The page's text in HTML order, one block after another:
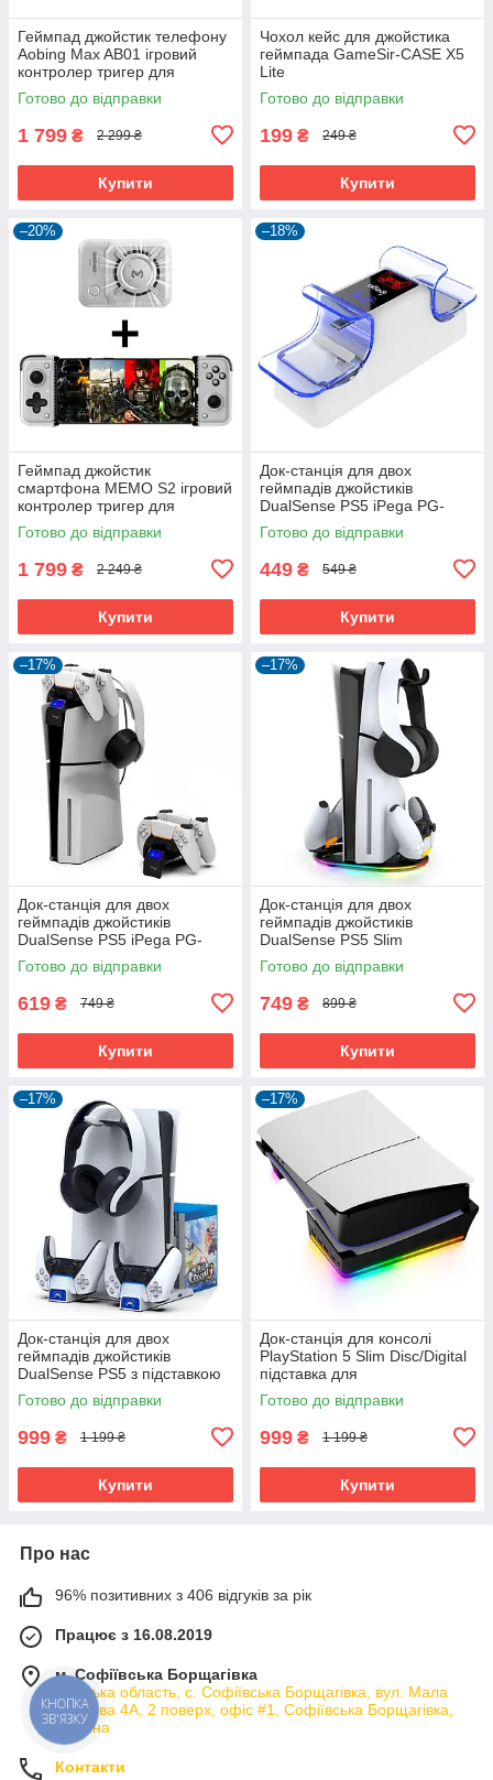
Геймпад джойстик телефону
Aobing Max AB01 ігровий
контролер тригер для
смартфона Android iOs
iPhone
Готово до відправки
1 799 ₴ 2 299 ₴
Купити
Чохол кейс для джойстика
геймпада GameSir-CASE X5
Lite
Готово до відправки
199 ₴ 249 ₴
Купити
–20%
Геймпад джойстик
смартфона MEMO S2 ігровий
контролер тригер для
телефону Android iOs iPhone
+ кулер FL A5
Готово до відправки
1 799 ₴ 2 249 ₴
Купити
–18%
Док-станція для двох
геймпадів джойстиків
DualSense PS5 iPega PG-
P5003 |2xPS5 DualShock|
Готово до відправки
449 ₴ 549 ₴
Купити
–17%
Док-станція для двох
геймпадів джойстиків
DualSense PS5 iPega PG-
P5S016 |2xPS5 DualShock|
Готово до відправки
619 ₴ 749 ₴
Купити
–17%
Док-станція для двох
геймпадів джойстиків
DualSense PS5 Slim
Disc/Digital з кріпеленням для
навушників iPega PG-
Готово до відправки
749 ₴ 899 ₴
Купити
–17%
Док-станція для двох
геймпадів джойстиків
DualSense PS5 з підставкою
для ігрових дисків та
навушників іPega PG-P5S009
Готово до відправки
999 ₴ 1 199 ₴
Купити
–17%
Док-станція для консолі
PlayStation 5 Slim Disc/Digital
підставка для
горизонтального положення з
USB портами iPega PG-
Готово до відправки
999 ₴ 1 199 ₴
Купити
Про нас
96% позитивних з 406 відгуків за рік
Працює з 16.08.2019
м. Софіївська Борщагівка
Київська область, с. Софіївська Борщагівка, вул. Мала
кільцева 4А, 2 поверх, офіс #1, Софіївська Борщагівка,
Україна
Контакти
КНОПКА
ЗВ'ЯЗКУ